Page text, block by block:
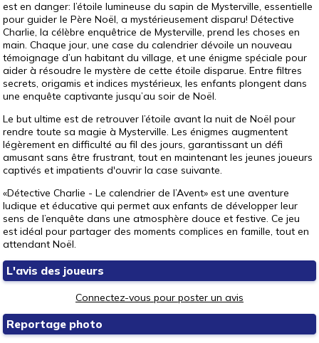
est en danger: l’étoile lumineuse du sapin de Mysterville, essentielle
pour guider le Père Noël, a mystérieusement disparu! Détective
Charlie, la célèbre enquêtrice de Mysterville, prend les choses en
main. Chaque jour, une case du calendrier dévoile un nouveau
témoignage d’un habitant du village, et une énigme spéciale pour
aider à résoudre le mystère de cette étoile disparue. Entre filtres
secrets, origamis et indices mystérieux, les enfants plongent dans
une enquête captivante jusqu’au soir de Noël.
Le but ultime est de retrouver l’étoile avant la nuit de Noël pour
rendre toute sa magie à Mysterville. Les énigmes augmentent
légèrement en difficulté au fil des jours, garantissant un défi
amusant sans être frustrant, tout en maintenant les jeunes joueurs
captivés et impatients d'ouvrir la case suivante.
«Détective Charlie - Le calendrier de l’Avent» est une aventure
ludique et éducative qui permet aux enfants de développer leur
sens de l’enquête dans une atmosphère douce et festive. Ce jeu
est idéal pour partager des moments complices en famille, tout en
attendant Noël.
L'avis des joueurs
Connectez-vous pour poster un avis
Reportage photo